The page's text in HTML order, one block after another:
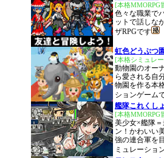
[本格MMORPG
色々な職業で
ットで話しな
ザRPGです
虹色どうぶつ
[本格シミュレ
動物園のオー
ら愛される自
物園を作る本
ションゲーム
艦隊これくし
[本格MMORPG
美少女×艦隊
ン！かわいい
強の連合軍を
ミュレーショ